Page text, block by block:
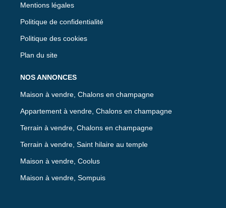
Mentions légales
Politique de confidentialité
Politique des cookies
Plan du site
NOS ANNONCES
Maison à vendre, Chalons en champagne
Appartement à vendre, Chalons en champagne
Terrain à vendre, Chalons en champagne
Terrain à vendre, Saint hilaire au temple
Maison à vendre, Coolus
Maison à vendre, Sompuis